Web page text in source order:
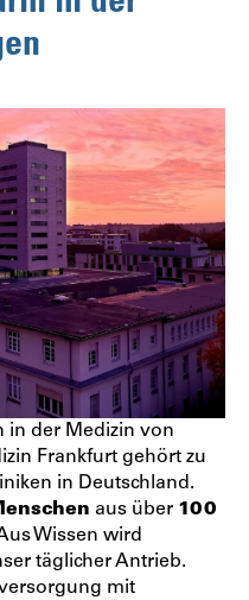
in der Medizin von
Frankfurt gehört zu
in Deutschland.
aus über 100
Wissen wird
täglicher Antrieb.
mit